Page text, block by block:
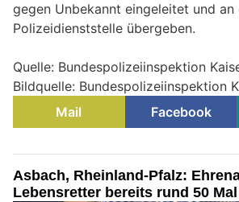
gegen Unbekannt eingeleitet und
Polizeidienststelle übergeben.
Quelle: Bundespolizeiinspektion
Bildquelle: Bundespolizeiinspektion
Mail
Facebook
Asbach, Rheinland-Pfalz:
Lebensretter bereits rund 50